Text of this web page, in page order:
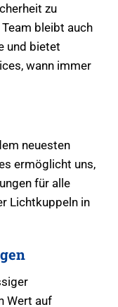
zu
bleibt auch
und bietet
wann immer
neuesten
ermöglicht uns,
für alle
Lichtkuppeln in
Wert auf